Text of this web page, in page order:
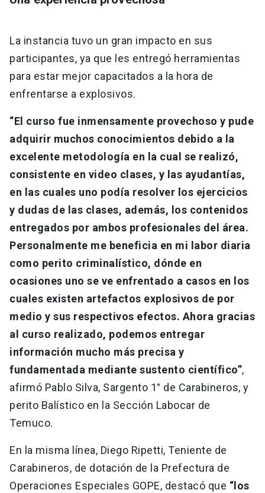
La instancia tuvo un gran impacto en sus
participantes, ya que les entregó herramientas
para estar mejor capacitados a la hora de
enfrentarse a explosivos.
“El curso fue inmensamente provechoso y pude
adquirir muchos conocimientos debido a la
excelente metodología en la cual se realizó,
consistente en video clases, y las ayudantías,
en las cuales uno podía resolver los ejercicios
y dudas de las clases, además, los contenidos
entregados por ambos profesionales del área.
Personalmente me beneficia en mi labor diaria
como perito criminalístico, dónde en
ocasiones uno se ve enfrentado a casos en los
cuales existen artefactos explosivos de por
medio y sus respectivos efectos. Ahora gracias
al curso realizado, podemos entregar
información mucho más precisa y
fundamentada mediante sustento científico”,
afirmó Pablo Silva, Sargento 1° de Carabineros, y
perito Balístico en la Sección Labocar de
Temuco.
En la misma línea, Diego Ripetti, Teniente de
Carabineros, de dotación de la Prefectura de
Operaciones Especiales GOPE, destacó que “los